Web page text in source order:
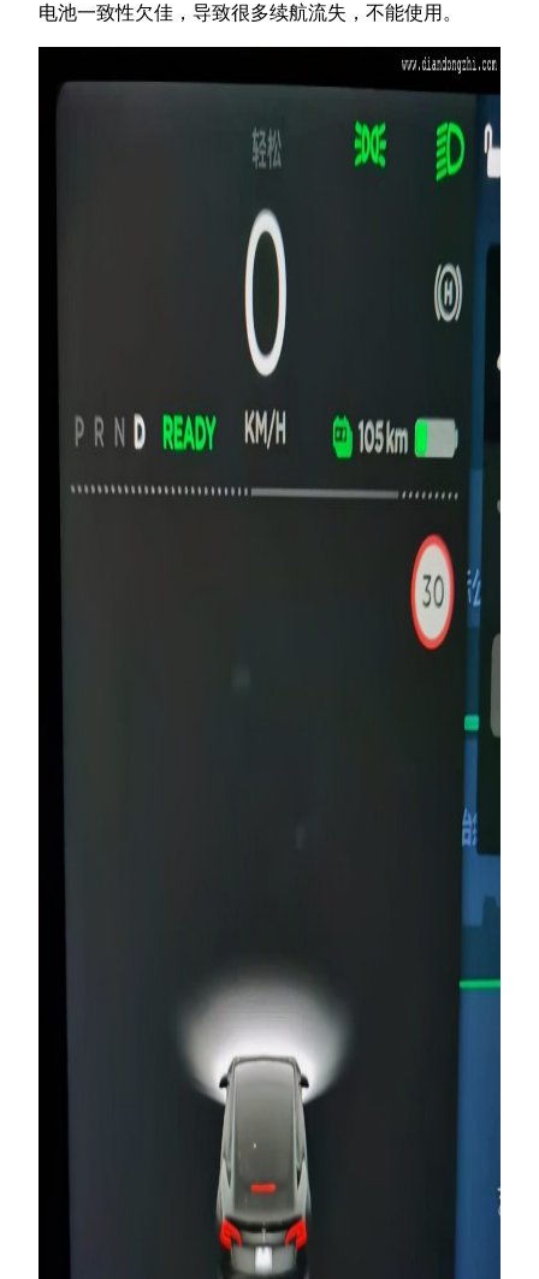
电池一致性欠佳，导致很多续航流失，不能使用。